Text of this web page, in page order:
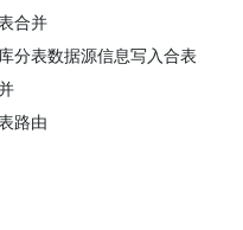
合并
分表数据源信息写入合表
路由